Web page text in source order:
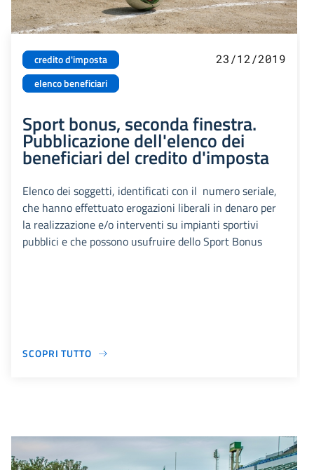
credito d'imposta
elenco beneficiari
23/12/2019
Sport bonus, seconda finestra.
Pubblicazione dell'elenco dei
beneficiari del credito d'imposta
Elenco dei soggetti, identificati con il numero seriale,
che hanno effettuato erogazioni liberali in denaro per
la realizzazione e/o interventi su impianti sportivi
pubblici e che possono usufruire dello Sport Bonus
SCOPRI TUTTO